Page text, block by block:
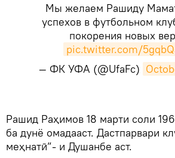
Мы желаем Рашиду
успехов в футбольном
покорения новых
pic.twitter.com/
— ФК УФА (@UfaFc)
Рашид Раҳимов 18 марти соли
ба дунё омадааст. Дастпарвари
меҳнатӣ”- и Душанбе аст.